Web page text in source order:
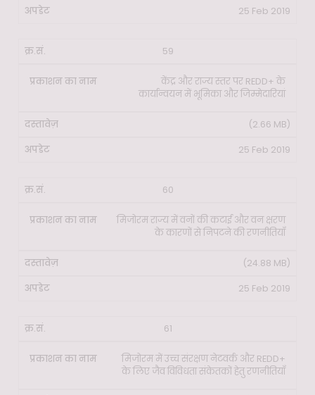
25 Feb 2019
59
केंद्र और राज्य स्तर पर REDD+ के
कार्यान्वयन में भूमिका और जिम्मेदारियां
(2.66 MB)
25 Feb 2019
60
मिजोरम राज्य में वनों की कटाई और वन क्षरण
के कारणों से निपटने की रणनीतियाँ
(24.88 MB)
25 Feb 2019
61
मिजोरम में उच्च संरक्षण नेटवर्क और REDD+
के लिए जैव विविधता संकेतकों हेतु रणनीतियाँ